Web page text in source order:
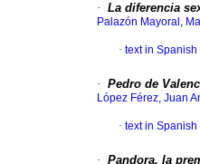
· La diferencia
Palazón Mayoral,
· text in Spanish
· Pedro de
López Férez, Juan
· text in Spanish
· Pandora, la